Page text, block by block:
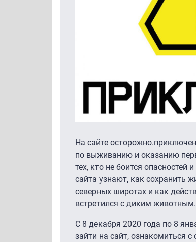
На сайте
по выживанию и оказанию
тех, кто не боится
сайта узнают, как сохранить
северных широтах и как
встретился с диким животным.
С 8 декабря 2020 года по 8
зайти на сайт, ознакомиться